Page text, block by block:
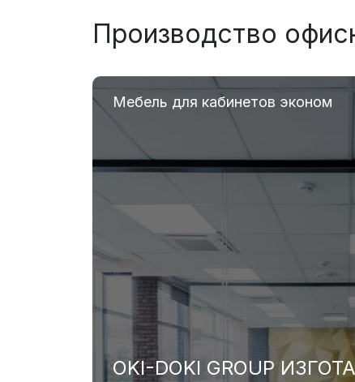
Производство
Мебель для кабинетов эконом
OKI-DOKI GROUP